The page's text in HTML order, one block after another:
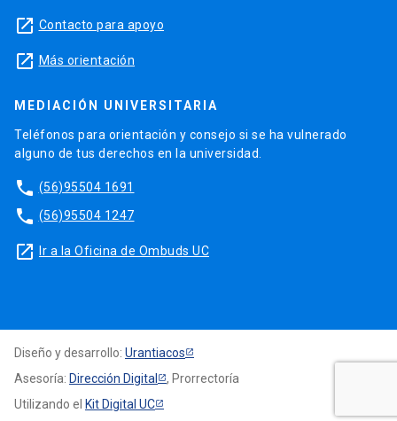
launch Contacto para apoyo
launch Más orientación
MEDIACIÓN UNIVERSITARIA
Teléfonos para orientación y consejo si se ha vulnerado
alguno de tus derechos en la universidad.
phone (56)95504 1691
phone (56)95504 1247
launch Ir a la Oficina de Ombuds UC
Diseño y desarrollo: Urantiacos
Asesoría: Dirección Digital
, Prorrectoría
Utilizando el Kit Digital UC